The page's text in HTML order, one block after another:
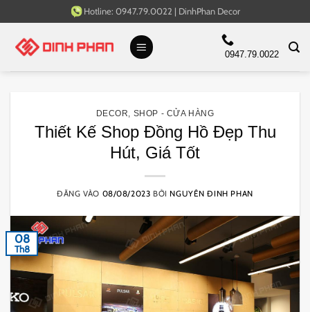
qua
Hotline: 0947.79.0022 | DinhPhan Decor
0947.79.0022
DECOR SHOP - CỬA HÀNG
Thiết Kế Shop Đồng Hồ Đẹp Thu
Hút, Giá Tốt
ĐĂNG VÀO 08/08/2023 BỞI NGUYÊN ĐINH PHAN
08
Th8